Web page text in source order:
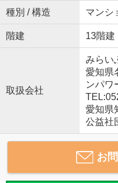
種別 / 構造 マンシ
階建 13階建
取扱会社
みらい
愛知県
ンパワ
愛知県
公益社
お